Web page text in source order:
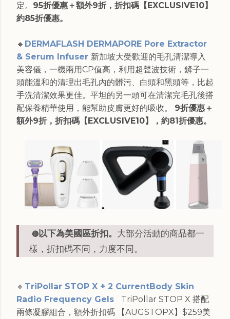
定。 95折優惠＋額外9折，折扣碼【EXCLUSIVE10】
約85折優惠。
🔸 DERMAFLASH DERMAPORE Pore Extractor
& Serum Infuser 新加坡大受歡迎的毛孔清潔導入
美容儀，一機兩用CP值高，利用超聲波技術，鏟子一
頭能溫和的清理出毛孔內的髒污、白頭和黑頭等，比起
手洗清潔效果更佳。平坦的另一頭可在清潔完毛孔後搭
配保養精華使用，能幫助皮膚更好的吸收。 9折優惠＋
額外9折，折扣碼【EXCLUSIVE10】，約81折優惠。
🔴 以下為美國區折扣。 大部分活動的商品都一
樣，折扣碼不同，力度不同。
🔸 TriPollar STOP X + 2 CurrentBody Skin
Radio Frequency Gels
TriPollar STOP X 搭配
兩條凝膠組合，額外折扣碼 【AUGSTOPX】$259美